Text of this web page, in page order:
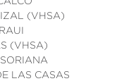
(VHSA)
(VHSA)
LAS CASAS